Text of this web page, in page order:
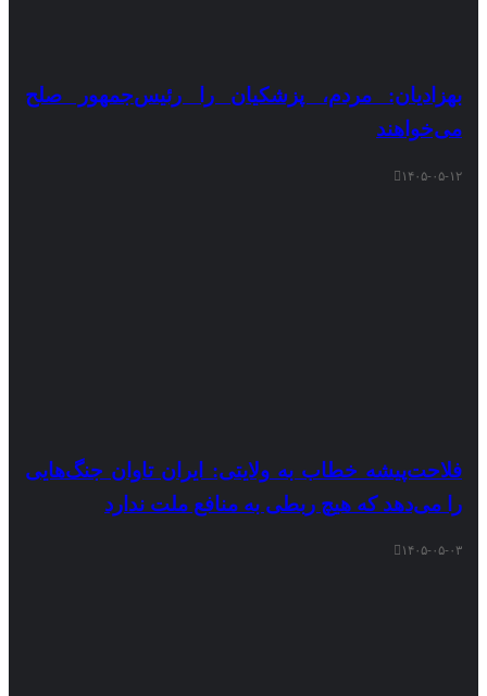
بهزادیان: مردم، پزشکیان را رئیس‌جمهور صلح
می‌خواهند
۱۴۰۵-۰۵-۱۲
فلاحت‌پیشه خطاب به ولایتی: ایران تاوان جنگ‌هایی
را می‌دهد که هیچ ربطی به منافع ملت ندارد
۱۴۰۵-۰۵-۰۳